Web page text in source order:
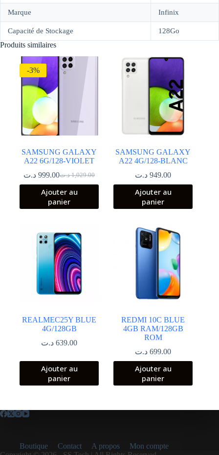
Marque Infinix
Capacité de Stockage 128Go
Produits similaires
-3%
SAMSUNG GALAXY
A22 6G/128-VIOLET
1,029.00 د.ت
Le
initial
était :
999.00 د.ت
Le
actuel
est :
Ajouter au
panier
SAMSUNG GALAXY
A22 4G/128-BLANC
949.00 د.ت
Ajouter au
panier
REALMEC25Y BLUE
4G/128GB
639.00 د.ت
Ajouter au
panier
REDMI 10C BLUE
4GB RAM/128GB
ROM
699.00 د.ت
Ajouter au
panier
Boutique Contact A propos
Mon compte